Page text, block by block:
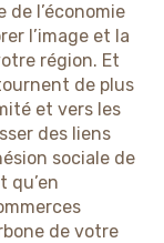
l’économie
l’image et la
région. Et
de plus
et vers les
des liens
sociale de
qu’en
de votre